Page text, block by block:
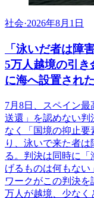
社会·2026年8月1日
「泳いだ者は障
5万人越境の引き
に海へ設置され
7月8日、スペイン
送還」を認めない判
なく「国境の抑止
り、泳いで来た者
る。判決は同時に
げるものは何もない
ワークがこの判決
万人が越境、少なく